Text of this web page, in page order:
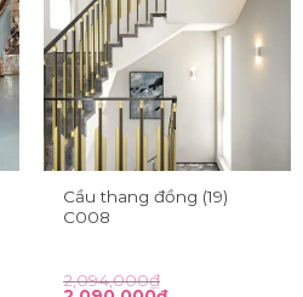
Cầu thang đồng (19)
C008
2,094,000₫